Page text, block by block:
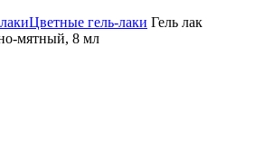
Цветные гель-лаки Гель лак
мятный, 8 мл